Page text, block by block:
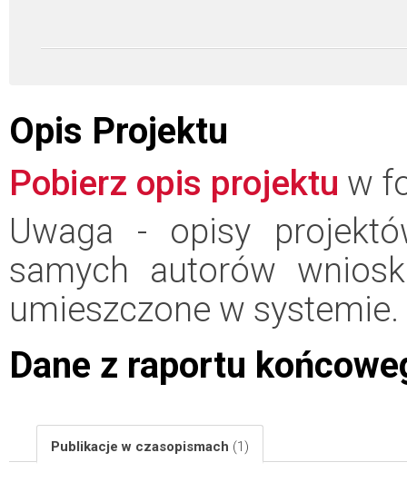
Opis Projektu
Pobierz opis projektu w
Uwaga - opisy
samych autorów
umieszczone w systemie.
Dane z raportu
Publikacje w czasopismach (1)